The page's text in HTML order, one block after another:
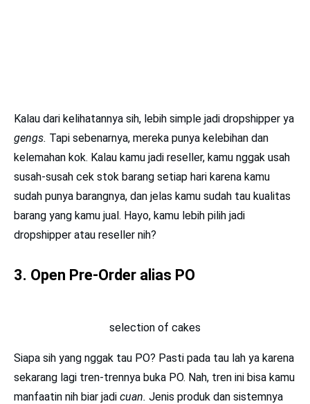
Kalau dari kelihatannya sih, lebih simple jadi dropshipper ya
gengs. Tapi sebenarnya, mereka punya kelebihan dan
kelemahan kok. Kalau kamu jadi reseller, kamu nggak usah
susah-susah cek stok barang setiap hari karena kamu
sudah punya barangnya, dan jelas kamu sudah tau kualitas
barang yang kamu jual. Hayo, kamu lebih pilih jadi
dropshipper atau reseller nih?
3. Open Pre-Order alias PO
selection of cakes
Siapa sih yang nggak tau PO? Pasti pada tau lah ya karena
sekarang lagi tren-trennya buka PO. Nah, tren ini bisa kamu
manfaatin nih biar jadi cuan. Jenis produk dan sistemnya